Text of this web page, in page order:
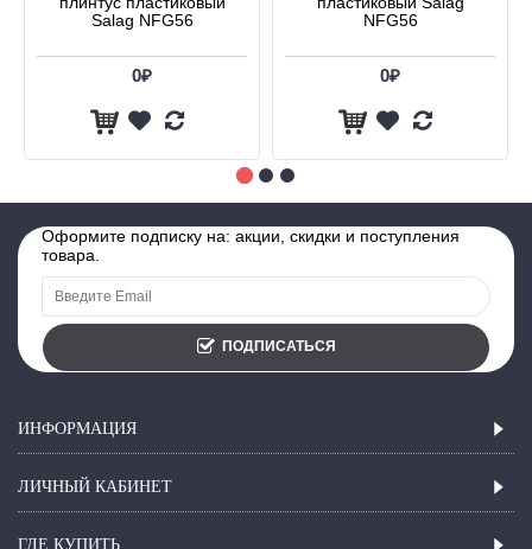
Salag NFG56
0₽
NFG56
0₽
Оформите подписку на: акции, скидки и поступления
товара.
ПОДПИСАТЬСЯ
ИНФОРМАЦИЯ
ЛИЧНЫЙ КАБИНЕТ
ГДЕ КУПИТЬ